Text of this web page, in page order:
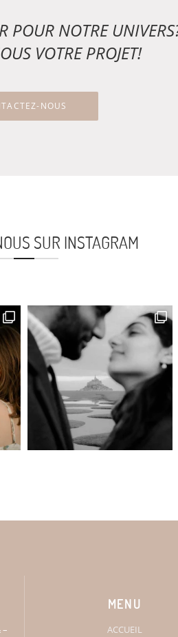
POUR NOTRE
VOTRE PROJET!
NOUS
SUR INSTAGRAM
MENU
ACCUEIL